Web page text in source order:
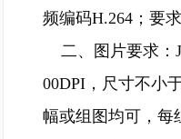
频编码H.264；要
二、图片要求：
00DPI，尺寸不小
幅或组图均可，每